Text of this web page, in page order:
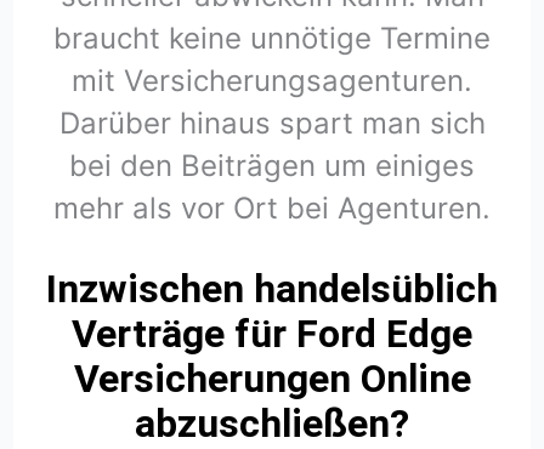
braucht keine unnötige Termine
mit Versicherungsagenturen.
Darüber hinaus spart man sich
bei den Beiträgen um einiges
mehr als vor Ort bei Agenturen.
Inzwischen handelsüblich
Verträge für Ford Edge
Versicherungen Online
abzuschließen?